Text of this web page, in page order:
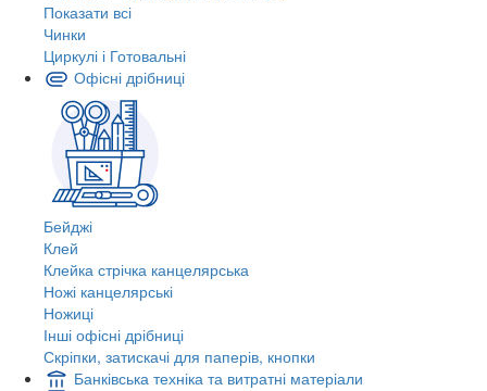
Показати всі
Чинки
Циркулі і Готовальні
Офісні дрібниці
Бейджі
Клей
Клейка стрічка канцелярська
Ножі канцелярські
Ножиці
Інші офісні дрібниці
Скріпки, затискачі для паперів, кнопки
Банківська техніка та витратні матеріали